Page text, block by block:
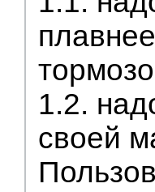
1.2.
своей